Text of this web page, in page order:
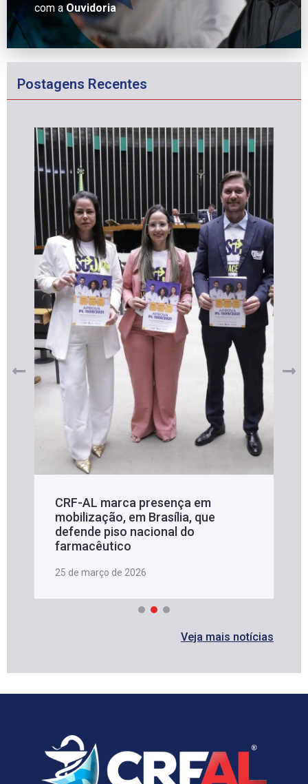
com a Ouvidoria
Postagens Recentes
CRF-AL marca presença em
mobilização, em Brasília, que
defende piso nacional do
farmacêutico
25 de março de 2026
Veja mais notícias